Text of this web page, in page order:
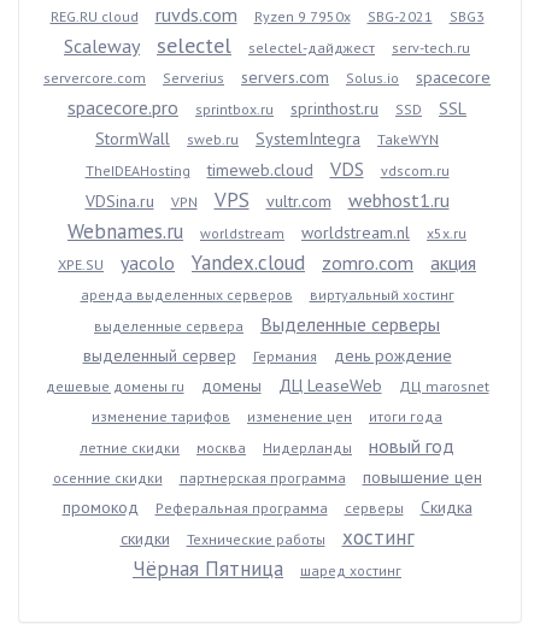
REG.RU cloud ruvds.com Ryzen 9 7950x SBG-2021 SBG3
Scaleway selectel selectel-дайджест
serv-tech.ru
servercore.com
Serverius servers.com Solus.io spacecore
spacecore.pro sprintbox.ru sprinthost.ru SSD
SSL
StormWall
sweb.ru SystemIntegra
TakeWYN
TheIDEAHosting
timeweb.cloud VDS vdscom.ru
VDSina.ru VPN VPS vultr.com webhost1.ru
Webnames.ru worldstream worldstream.nl
x5x.ru
XPE.SU
yacolo Yandex.cloud zomro.com акция
аренда выделенных серверов
виртуальный хостинг
выделенные сервера
Выделенные серверы
выделенный сервер Германия день рождение
дешевые домены ru домены ДЦ LeaseWeb
ДЦ marosnet
изменение тарифов
изменение цен
итоги года
летние скидки
москва Нидерланды новый год
осенние скидки партнерская программа
повышение цен
промокод
Реферальная программа серверы
Скидка
скидки
Технические работы
хостинг
Чёрная Пятница
шаред хостинг